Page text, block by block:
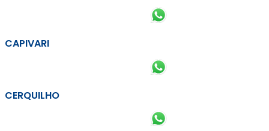
CAPIVARI
CERQUILHO